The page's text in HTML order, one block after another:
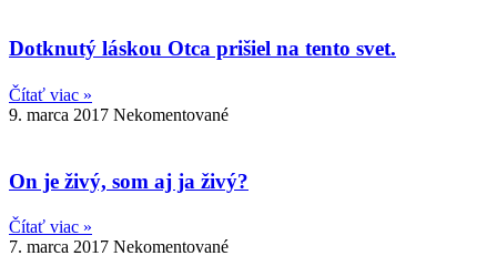
Dotknutý láskou Otca prišiel na tento svet.
Čítať viac »
9. marca 2017 Nekomentované
On je živý, som aj ja živý?
Čítať viac »
7. marca 2017 Nekomentované